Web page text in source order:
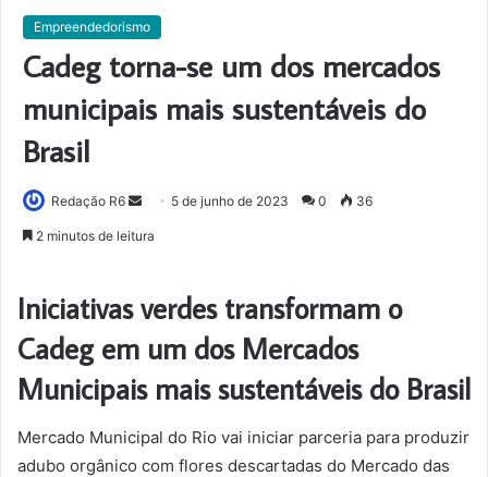
Empreendedorismo
Cadeg torna-se um dos mercados
municipais mais sustentáveis do
Brasil
Redação R6
Mande5 de junho de 2023 0 36
2 minutos de leitura
Iniciativas verdes transformam o
Cadeg em um dos Mercados
Municipais mais sustentáveis do Brasil
Mercado Municipal do Rio vai iniciar parceria para produzir
adubo orgânico com flores descartadas do Mercado das